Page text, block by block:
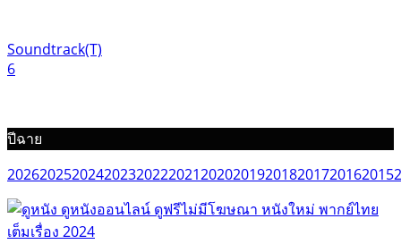
Soundtrack(T)
6
ปีฉาย
202620252024202320222021202020192018201720162015